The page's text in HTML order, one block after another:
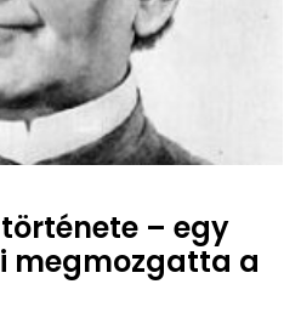
– egy
megmozgatta a